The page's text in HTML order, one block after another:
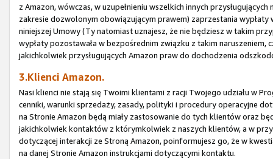
z Amazon, wówczas, w uzupełnieniu wszelkich innych
zakresie dozwolonym obowiązującym prawem) zaprzestania
niniejszej Umowy (Ty natomiast uznajesz, że nie będziesz w takim
wypłaty pozostawała w bezpośrednim związku z takim
jakichkolwiek przysługujących Amazon praw do dochodzenia
3.Klienci Amazon.
Nasi klienci nie stają się Twoimi klientami z racji Twojego udziału w
cenniki, warunki sprzedaży, zasady, polityki i procedury operacyjne
na Stronie Amazon będą miały zastosowanie do tych klientów oraz
jakichkolwiek kontaktów z którymkolwiek z naszych klientów, a w
dotyczącej interakcji ze Stroną Amazon, poinformujesz go, że w
na danej Stronie Amazon instrukcjami dotyczącymi kontaktu.